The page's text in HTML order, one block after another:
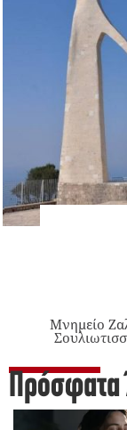
Μνημείο